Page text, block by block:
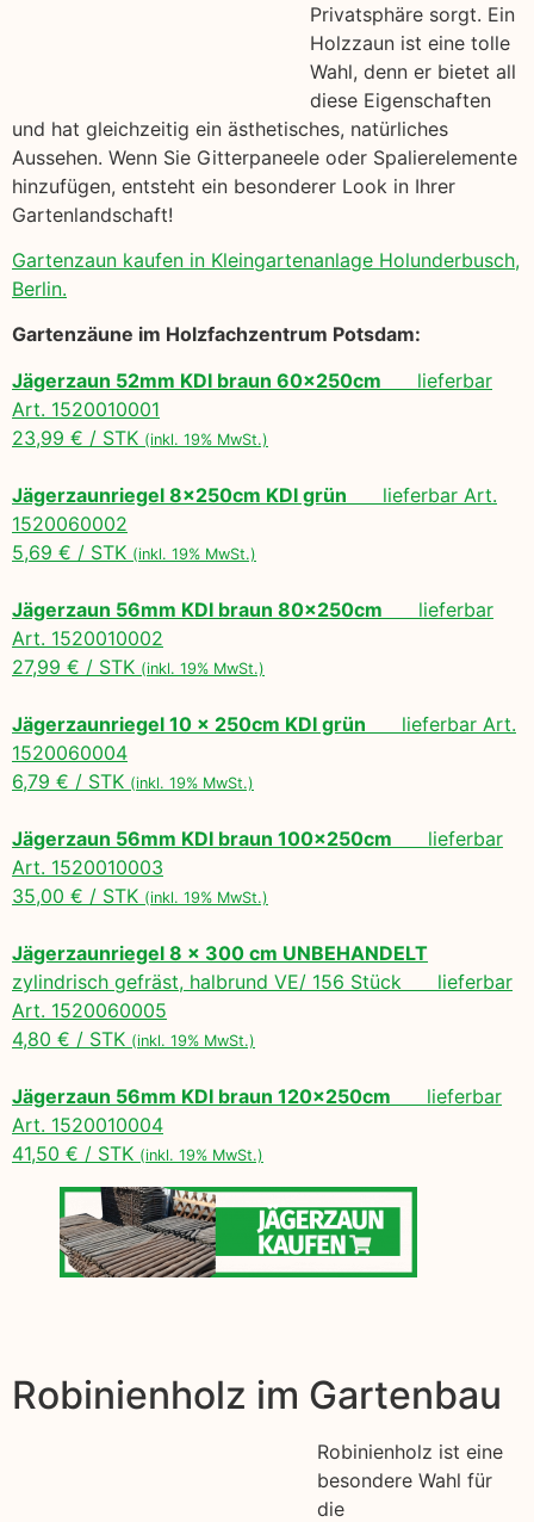
Privatsphäre sorgt. Ein
Holzzaun ist eine tolle
Wahl, denn er bietet all
diese Eigenschaften
und hat gleichzeitig ein ästhetisches, natürliches
Aussehen. Wenn Sie Gitterpaneele oder Spalierelemente
hinzufügen, entsteht ein besonderer Look in Ihrer
Gartenlandschaft!
Gartenzaun kaufen in Kleingartenanlage Holunderbusch,
Berlin.
Gartenzäune im Holzfachzentrum Potsdam:
Jägerzaun 52mm KDI braun 60x250cm lieferbar
Art. 1520010001
23,99 € / STK (inkl. 19% MwSt.)
Jägerzaunriegel 8x250cm KDI grün lieferbar Art.
1520060002
5,69 € / STK (inkl. 19% MwSt.)
Jägerzaun 56mm KDI braun 80x250cm lieferbar
Art. 1520010002
27,99 € / STK (inkl. 19% MwSt.)
Jägerzaunriegel 10 x 250cm KDI grün lieferbar Art.
1520060004
6,79 € / STK (inkl. 19% MwSt.)
Jägerzaun 56mm KDI braun 100x250cm lieferbar
Art. 1520010003
35,00 € / STK (inkl. 19% MwSt.)
Jägerzaunriegel 8 x 300 cm UNBEHANDELT
zylindrisch gefräst, halbrund VE/ 156 Stück lieferbar
Art. 1520060005
4,80 € / STK (inkl. 19% MwSt.)
Jägerzaun 56mm KDI braun 120x250cm lieferbar
Art. 1520010004
41,50 € / STK (inkl. 19% MwSt.)
Robinienholz im Gartenbau
Robinienholz ist eine
besondere Wahl für
die